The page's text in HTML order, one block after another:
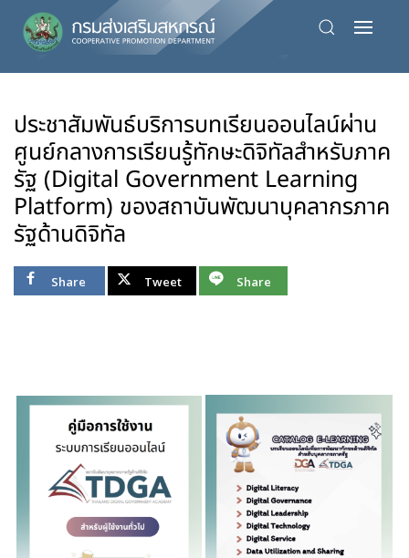
Skip
to
content
ประชาสัมพันธ์บริการบทเรียนออนไลน์ผ่าน
ศูนย์กลางการเรียนรู้ทักษะดิจิทัลสำหรับภาค
รัฐ (Digital Government Learning
Platform) ของสถาบันพัฒนาบุคลากรภาค
รัฐด้านดิจิทัล
Share Tweet Share